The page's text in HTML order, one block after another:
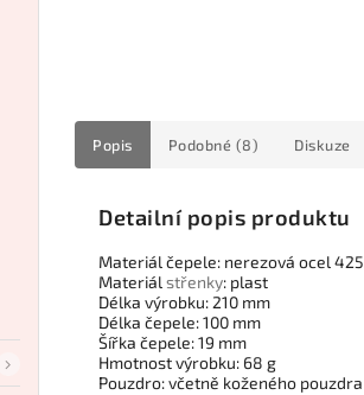
Popis Podobné (8) Diskuze
Detailní popis produktu
Materiál čepele: nerezová ocel 425
Materiálstřenky: plast
Délka výrobku: 210 mm
Délka čepele: 100 mm
Šířka čepele: 19 mm
Hmotnost výrobku: 68 g
Pouzdro: včetně koženého pouzdra